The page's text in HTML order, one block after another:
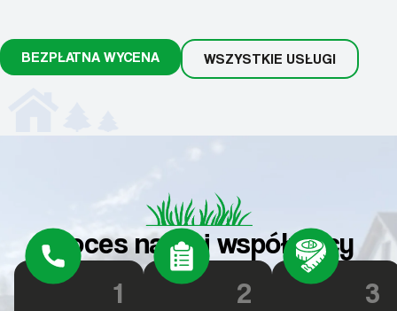
BEZPŁATNA WYCENA WSZYSTKIE USŁUGI
Proces naszej współpracy
1 2 3